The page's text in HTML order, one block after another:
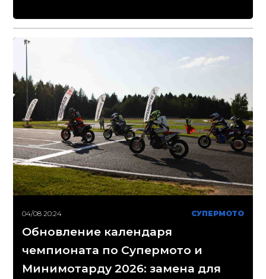
04/08 20:24 СУПЕРМОТО
Обновление календаря
чемпионата по Супермото и
Минимотарду 2026: замена для